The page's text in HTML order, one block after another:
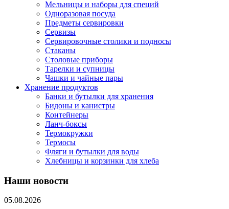
Мельницы и наборы для специй
Одноразовая посуда
Предметы сервировки
Сервизы
Сервировочные столики и подносы
Стаканы
Столовые приборы
Тарелки и супницы
Чашки и чайные пары
Хранение продуктов
Банки и бутылки для хранения
Бидоны и канистры
Контейнеры
Ланч-боксы
Термокружки
Термосы
Фляги и бутылки для воды
Хлебницы и корзинки для хлеба
Наши новости
05.08.2026